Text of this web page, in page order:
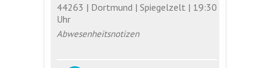
44263 | Dortmund | Spiegelzelt | 19:30
Uhr
Abwesenheitsnotizen